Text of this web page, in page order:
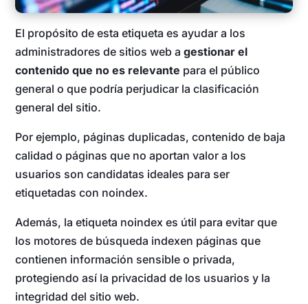
El propósito de esta etiqueta es ayudar a los
administradores de sitios web agestionar el
contenido que no es relevante para el público
general o que podría perjudicar la clasificación
general del sitio.
Por ejemplo, páginas duplicadas, contenido de baja
calidad o páginas que no aportan valor a los
usuarios son candidatas ideales para ser
etiquetadas con noindex.
Además, la etiqueta noindex es útil para evitar que
los motores de búsqueda indexen páginas que
contienen información sensible o privada,
protegiendo así la privacidad de los usuarios y la
integridad del sitio web.